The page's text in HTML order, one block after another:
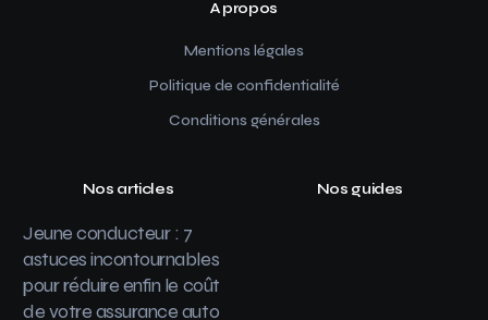
A propos
Mentions légales
Politique de confidentialité
Conditions générales
Nos articles
Jeune conducteur : 7
astuces incontournables
pour réduire enfin le coût
de votre assurance auto
Nos guides